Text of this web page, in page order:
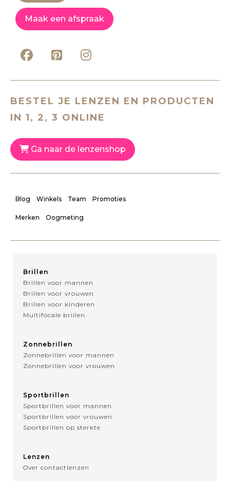
Maak een afspraak
BESTEL JE LENZEN EN PRODUCTEN
IN 1, 2, 3 ONLINE
Ga naar de lenzenshop
Blog Winkels Team Promoties
Merken Oogmeting
Brillen
Brillen voor mannen
Brillen voor vrouwen
Brillen voor kinderen
Multifocale brillen
Zonnebrillen
Zonnebrillen voor mannen
Zonnebrillen voor vrouwen
Sportbrillen
Sportbrillen voor mannen
Sportbrillen voor vrouwen
Sportbrillen op sterkte
Lenzen
Over contactlenzen